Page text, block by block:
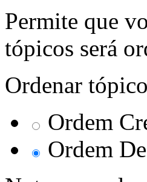
Permite que
tópicos será
Ordenar
Ordem
Ordem